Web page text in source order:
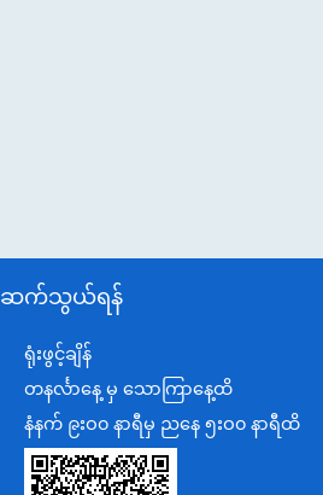
ဆက်သွယ်ရန်
ရုံးဖွင့်ချိန်
တနင်္လာနေ့ မှ သောကြာနေ့ထိ
နံနက် ၉းဝ၀ နာရီမှ ညနေ ၅းဝ၀ နာရီထိ